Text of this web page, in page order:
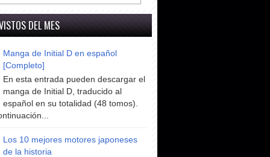
DEL MES
Manga de Initial D en español
[Completo]
En esta entrada pueden descargar el
manga de Initial D, traducido al
español en su totalidad (48 tomos).
Los 10 mejores motores japoneses
de la historia